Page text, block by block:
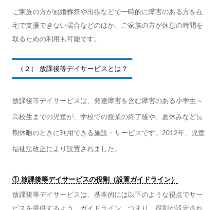
ご家族の方が冠婚葬祭や出張などで一時的に障害のある方を在
宅で支援できない場合などのほか、ご家族の方が休息の時間を
取るための利用も可能です。
（２） 放課後等デイサービスとは？
放課後等デイサービスは、発達障害を含む障害のある小学生～
高校生までの児童が、学校での授業の終了後や、夏休みなど長
期休暇のときに利用できる施設・サービスです。2012年、児童
福祉法改正により設置されました。
① 放課後等デイサービスの役割（設置ガイドライン）
放課後等デイサービスは、基本的には以下のような視点でサー
ビスを提供するよう、ガイドライン、つまり、役割が設定され